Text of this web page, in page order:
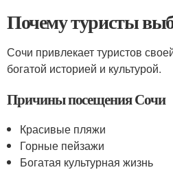
Почему туристы
Сочи привлекает туристов
богатой историей и культурой.
Причины посещения Сочи
Красивые пляжи
Горные пейзажи
Богатая культурная жизнь